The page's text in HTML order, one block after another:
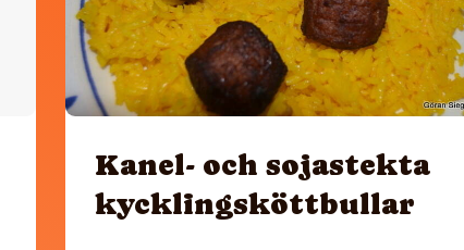
Kanel- och sojastekta
kycklingsköttbullar